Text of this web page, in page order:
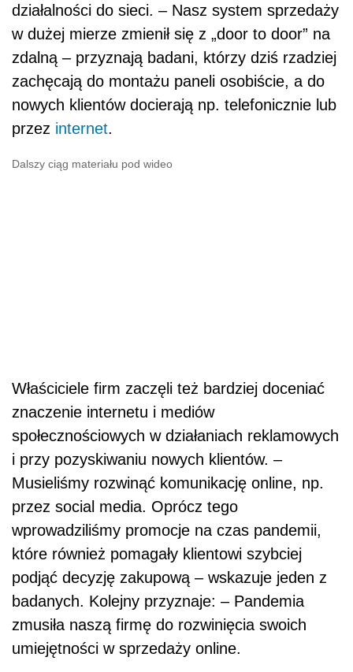
działalności do sieci. – Nasz system sprzedaży
w dużej mierze zmienił się z „door to door” na
zdalną – przyznają badani, którzy dziś rzadziej
zachęcają do montażu paneli osobiście, a do
nowych klientów docierają np. telefonicznie lub
przez internet.
Dalszy ciąg materiału pod wideo
Właściciele firm zaczęli też bardziej doceniać
znaczenie internetu i mediów
społecznościowych w działaniach reklamowych
i przy pozyskiwaniu nowych klientów. –
Musieliśmy rozwinąć komunikację online, np.
przez social media. Oprócz tego
wprowadziliśmy promocje na czas pandemii,
które również pomagały klientowi szybciej
podjąć decyzję zakupową – wskazuje jeden z
badanych. Kolejny przyznaje: – Pandemia
zmusiła naszą firmę do rozwinięcia swoich
umiejętności w sprzedaży online.